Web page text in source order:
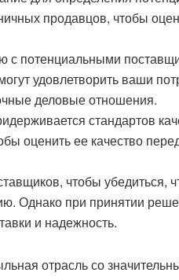
продавцов, чтобы
с потенциальными
удовлетворить ваши
деловые отношения.
стандартов
оценить ее качество
чтобы убедиться,
Однако при принятии
и надежность.
отрасль со